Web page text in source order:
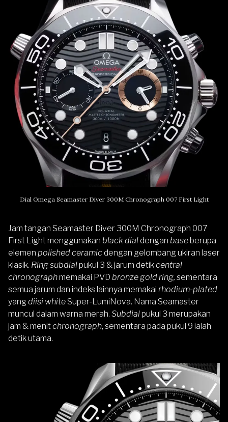
Dial Omega Seamaster Diver 300M Chronograph 007 First Light
Jam tangan Seamaster Diver 300M Chronograph 007
First Light menggunakan black dialdengan baseberupa
elemen polished ceramic dengan gelombang ukiran laser
klasik. Ring subdialpukul 3 & jarum detikcentral
chronographmemakai PVD bronze gold ring, sementara
semua jarum dan indeks lainnya memakai rhodium-plated
yang diisi white Super-LumiNova. Nama Seamaster
muncul dalam warna merah. Subdialpukul 3 merupakan
jam & menitchronograph, sementara pada pukul 9 ialah
detik utama.